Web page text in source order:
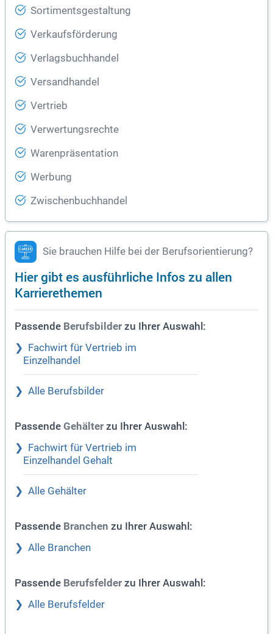
Sortimentsgestaltung
Verkaufsförderung
Verlagsbuchhandel
Versandhandel
Vertrieb
Verwertungsrechte
Warenpräsentation
Werbung
Zwischenbuchhandel
Sie brauchen Hilfe bei der Berufsorientierung?
Hier gibt es ausführliche Infos zu allen
Karrierethemen
Passende Berufsbilder zu Ihrer Auswahl:
Fachwirt für Vertrieb im
Einzelhandel
Alle Berufsbilder
Passende Gehälter zu Ihrer Auswahl:
Fachwirt für Vertrieb im
Einzelhandel Gehalt
Alle Gehälter
Passende Branchen zu Ihrer Auswahl:
Alle Branchen
Passende Berufsfelder zu Ihrer Auswahl:
Alle Berufsfelder